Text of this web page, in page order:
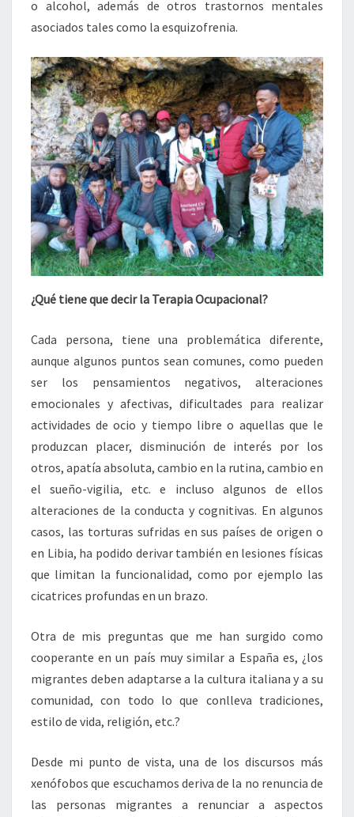
o alcohol, además de otros trastornos mentales
asociados tales como la esquizofrenia.
¿Qué tiene que decir la Terapia Ocupacional?
Cada persona, tiene una problemática diferente,
aunque algunos puntos sean comunes, como pueden
ser los pensamientos negativos, alteraciones
emocionales y afectivas, dificultades para realizar
actividades de ocio y tiempo libre o aquellas que le
produzcan placer, disminución de interés por los
otros, apatía absoluta, cambio en la rutina, cambio en
el sueño-vigilia, etc. e incluso algunos de ellos
alteraciones de la conducta y cognitivas. En algunos
casos, las torturas sufridas en sus países de origen o
en Libia, ha podido derivar también en lesiones físicas
que limitan la funcionalidad, como por ejemplo las
cicatrices profundas en un brazo.
Otra de mis preguntas que me han surgido como
cooperante en un país muy similar a España es, ¿los
migrantes deben adaptarse a la cultura italiana y a su
comunidad, con todo lo que conlleva tradiciones,
estilo de vida, religión, etc.?
Desde mi punto de vista, una de los discursos más
xenófobos que escuchamos deriva de la no renuncia de
las personas migrantes a renunciar a aspectos